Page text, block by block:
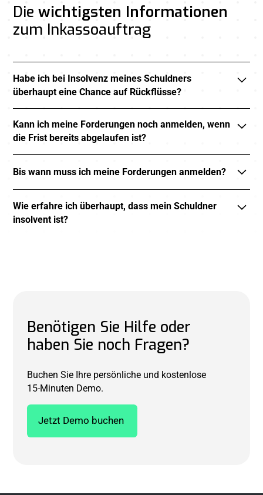
Diewichtigsten Informationen
zum Inkassoauftrag
Habe ich bei Insolvenz meines Schuldners
überhaupt eine Chance auf Rückflüsse?
Durch die fristgerechte Anmeldung und Vertretung Ihrer
Forderungen sichern wir, dass Sie an möglichen
Ausschüttungen teilnehmen.
Kann ich meine Forderungen noch anmelden, wenn
die Frist bereits abgelaufen ist?
allerdings oft mit zusätzlichen Kosten und
eingeschränkten Rechten. Wir prüfen für Sie, ob sich eine
verspätete Anmeldung lohnt.
Bis wann muss ich meine Forderungen anmelden?
achten für Sie auf die Einhaltung dieser Termine, damit
Ihre Forderungen nicht ausgeschlossen werden.
Wie erfahre ich überhaupt, dass mein Schuldner
insolvent ist?
Benötigen Sie Hilfe oder
haben Sie noch Fragen?
Buchen Sie Ihre persönliche und kostenlose
15-Minuten Demo.
Jetzt Demo buchen